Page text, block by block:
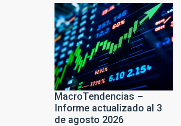
MacroTendencias –
Informe actualizado al 3
de agosto 2026